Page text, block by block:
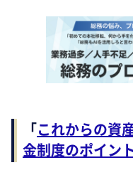
「これからの資
金制度のポイン